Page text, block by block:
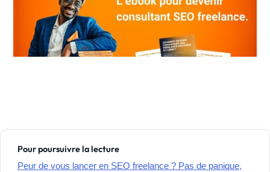
Pour poursuivre la lecture
Peur de vous lancer en SEO freelance ? Pas de panique,